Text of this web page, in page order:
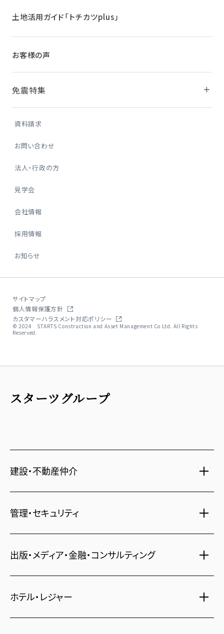
土地活用ガイド「トチカツplus」
お客様の声
免震特集
資料請求
お問い合わせ
法人・行政の方
見学会
会社情報
採用情報
お知らせ
サイトマップ
個人情報保護方針
カスタマーハラスメント対応ポリシー
© 2024 STARTS Construction and Asset Management Co Ltd. All Rights
Reserved.
スターツグループ
建設・不動産仲介
新築分譲マンション・新築戸建
賃貸・売買物件情報
一括寮仲介
オフィス移転
管理・セキュリティ
社宅代行
ビル管理
出版・メディア・金融・コンサルティング
書籍・コミック
ホテル・レジャー